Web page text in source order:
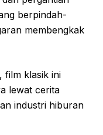
berpindah-
membengkak
film klasik ini
lewat cerita
industri hiburan